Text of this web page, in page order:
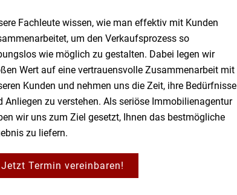
Fachleute wissen, wie man effektiv mit Kunden
um den Verkaufsprozess so
wie möglich zu gestalten. Dabei legen wir
Wert auf eine vertrauensvolle Zusammenarbeit mit
Kunden und nehmen uns die Zeit, ihre Bedürfnisse
Anliegen zu verstehen. Als seriöse Immobilienagentur
wir uns zum Ziel gesetzt, Ihnen das bestmögliche
zu liefern.
Jetzt Termin vereinbaren!